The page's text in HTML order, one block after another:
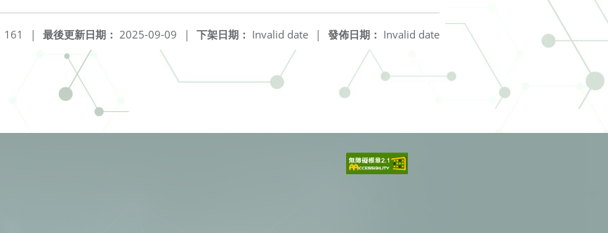
發佈日期： Invalid date
下架日期： Invalid date |
最後更新日期： 2025-09-09 |
161 |